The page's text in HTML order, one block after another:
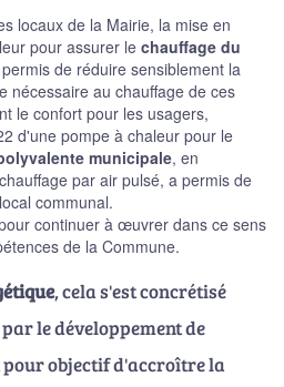
locaux de la Mairie, la mise en
pour assurer le chauffage du
de réduire sensiblement la
nécessaire au chauffage de ces
le confort pour les usagers,
d'une pompe à chaleur pour le
municipale, en
par air pulsé, a permis de
communal.
continuer à œuvrer dans ce sens
de la Commune.
, cela s'est concrétisé
le développement de
objectif d'accroître la